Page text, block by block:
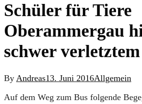
Schüler für Tiere
Oberammergau
schwer
By Andreas13. Juni 2016Allgemein
Auf dem Weg zum Bus folgende